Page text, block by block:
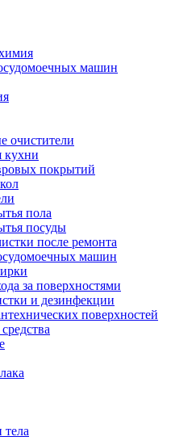
машин
очистители
кухни
покрытий
пола
посуды
после ремонта
машин
за поверхностями
и дезинфекции
поверхностей
тела